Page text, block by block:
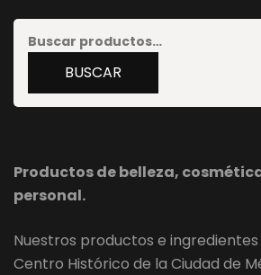
BUSCAR
Productos de belleza,
personal.
Nuestros productos e
Centro Histórico de la Ciudad de